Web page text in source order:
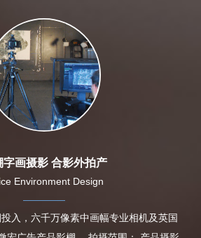
字画摄影 合影外拍产
Environment Design
入，六千万像素中画幅专业相机及英国